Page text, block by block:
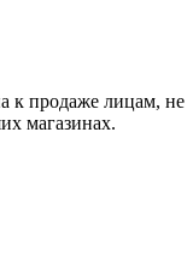
к продаже лицам,
магазинах.